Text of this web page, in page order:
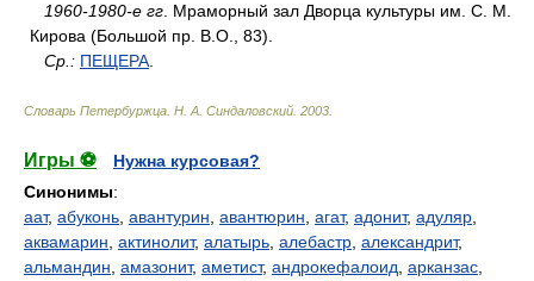
1960-1980-е гг . Мраморный зал Дворца культуры им. С. М.
Кирова (Большой пр. В.О., 83).
Ср.: ПЕЩЕРА
Словарь Петербуржца Н. А. Синдаловский 2003
Игры ⚽
Нужна курсовая?
Синонимы:
аат, абуконь авантурин авантюрин агат, адонит, адуляр
аквамарин актинолит, алатырь алебастр александрит,
альмандин амазонит, аметист, андрокефалоид арканзас